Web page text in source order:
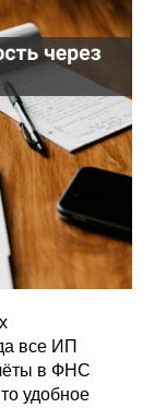
все ИП
в ФНС
удобное